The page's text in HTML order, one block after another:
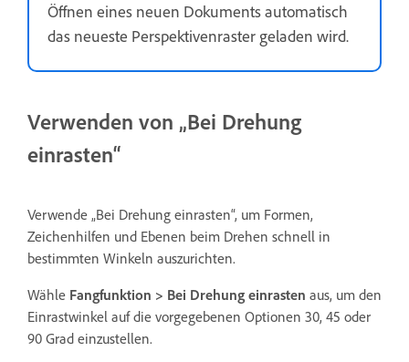
Öffnen eines neuen Dokuments automatisch
das neueste Perspektivenraster geladen wird.
Verwenden von „Bei Drehung
einrasten“
Verwende „Bei Drehung einrasten“, um Formen,
Zeichenhilfen und Ebenen beim Drehen schnell in
bestimmten Winkeln auszurichten.
Wähle Fangfunktion > Bei Drehung einrasten aus, um den
Einrastwinkel auf die vorgegebenen Optionen 30, 45 oder
90 Grad einzustellen.